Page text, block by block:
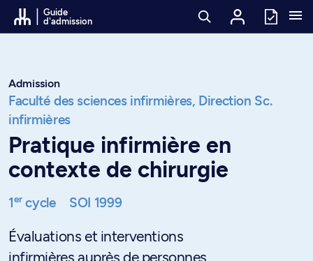
Passer au contenu
Guide
d'admission
Admission
Faculté des sciences infirmières, Direction Sc.
infirmières
Pratique infirmière en
contexte de chirurgie
1ercycle SOI 1999
Évaluations et interventions
infirmières auprès de personnes